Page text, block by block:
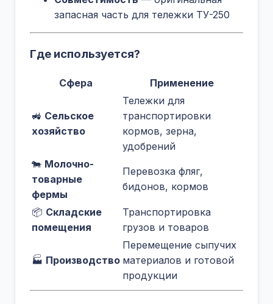
запасная часть для тележки ТУ-250
Где используется?
Сфера Применение
🚜 Сельское
хозяйство
Тележки для
транспортировки
кормов, зерна,
удобрений
🐄 Молочно-
товарные
фермы
Перевозка фляг,
бидонов, кормов
📦 Складские
помещения
Транспортировка
грузов и товаров
🏭 Производство
Перемещение сыпучих
материалов и готовой
продукции